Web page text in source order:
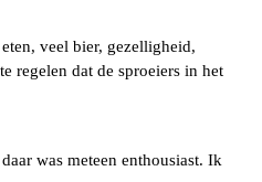
veel bier, gezelligheid,
regelen dat de sproeiers in het
was meteen enthousiast. Ik